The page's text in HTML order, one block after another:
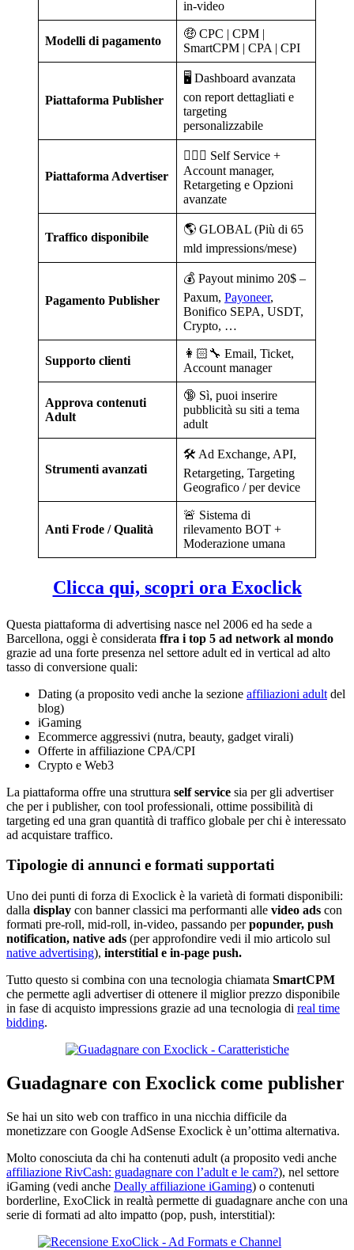
in-video
Modelli di pagamento
🤑 CPC | CPM |
SmartCPM | CPA | CPI
Piattaforma Publisher
🖥️ Dashboard avanzata
con report dettagliati e
targeting
personalizzabile
Piattaforma Advertiser
🙍🏻‍♀️ Self Service +
Account manager,
Retargeting e Opzioni
avanzate
Traffico disponibile
🌎 GLOBAL (Più di 65
mld impressions/mese)
Pagamento Publisher
💰 Payout minimo 20$ –
Paxum, Payoneer,
Bonifico SEPA, USDT,
Crypto, …
Supporto clienti
👩🏻‍🔧 Email, Ticket,
Account manager
Approva contenuti
Adult
🔞 Sì, puoi inserire
pubblicità su siti a tema
adult
Strumenti avanzati
🛠️ Ad Exchange, API,
Retargeting, Targeting
Geografico / per device
Anti Frode / Qualità
🚨 Sistema di
rilevamento BOT +
Moderazione umana
Clicca qui, scopri ora Exoclick
Questa piattaforma di advertising nasce nel 2006 ed ha sede a
Barcellona, oggi è considerata ffra i top 5 ad network al mondo
grazie ad una forte presenza nel settore adult ed in vertical ad alto
tasso di conversione quali:
Dating (a proposito vedi anche la sezione affiliazioni adult del
blog)
iGaming
Ecommerce aggressivi (nutra, beauty, gadget virali)
Offerte in affiliazione CPA/CPI
Crypto e Web3
La piattaforma offre una struttura self service sia per gli advertiser
che per i publisher, con tool professionali, ottime possibilità di
targeting ed una gran quantità di traffico globale per chi è interessato
ad acquistare traffico.
Tipologie di annunci e formati supportati
Uno dei punti di forza di Exoclick è la varietà di formati disponibili:
dalla display con banner classici ma performanti alle video ads con
formati pre-roll, mid-roll, in-video, passando perpopunder, push
notification, native ads (per approfondire vedi il mio articolo sul
native advertising), interstitial e in-page push.
Tutto questo si combina con una tecnologia chiamata SmartCPM
che permette agli advertiser di ottenere il miglior prezzo disponibile
in fase di acquisto impressions grazie ad una tecnologia di real time
bidding.
Guadagnare con Exoclick come publisher
Se hai un sito web con traffico in una nicchia difficile da
monetizzare con Google AdSense Exoclick è un’ottima alternativa.
Molto conosciuta da chi ha contenuti adult (a proposito vedi anche
affiliazione RivCash: guadagnare con l’adult e le cam?), nel settore
iGaming (vedi anche Deally affiliazione iGaming) o contenuti
borderline, ExoClick in realtà permette di guadagnare anche con una
serie di formati ad alto impatto (pop, push, interstitial):